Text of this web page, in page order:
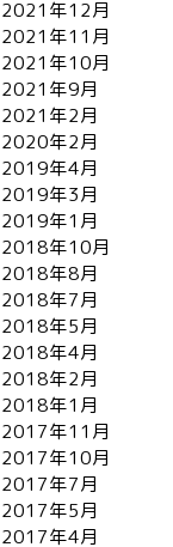
2021年12月
2021年11月
2021年10月
2021年9月
2021年2月
2020年2月
2019年4月
2019年3月
2019年1月
2018年10月
2018年8月
2018年7月
2018年5月
2018年4月
2018年2月
2018年1月
2017年11月
2017年10月
2017年7月
2017年5月
2017年4月